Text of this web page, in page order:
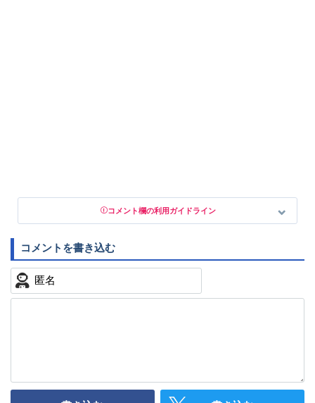
コメント欄の利用ガイドライン
以下の書き込みを禁止とし、場合によってはコメント削除や書き
込み制限を行う可能性がございます。 あらかじめご了承くださ
い。
・外部サイトへの誘導や宣伝